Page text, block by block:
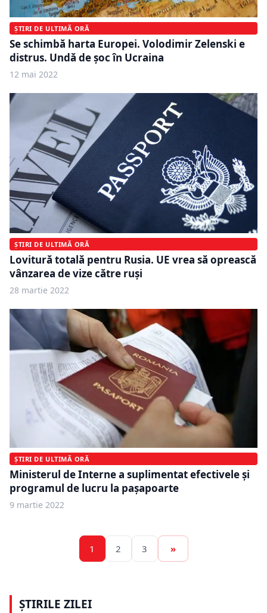
ȘTIRI DE ULTIMĂ ORĂ
Se schimbă harta Europei. Volodimir Zelenski e
distrus. Undă de șoc în Ucraina
12 mai 2022
ȘTIRI DE ULTIMĂ ORĂ
Lovitură totală pentru Rusia. UE vrea să oprească
vânzarea de vize către ruși
28 martie 2022
ȘTIRI DE ULTIMĂ ORĂ
Ministerul de Interne a suplimentat efectivele și
programul de lucru la pașapoarte
9 martie 2022
1 2 3 »
ȘTIRILE ZILEI